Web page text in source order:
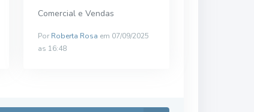
Comercial e Vendas
Por Roberta Rosa em 07/09/2025
as 16:48